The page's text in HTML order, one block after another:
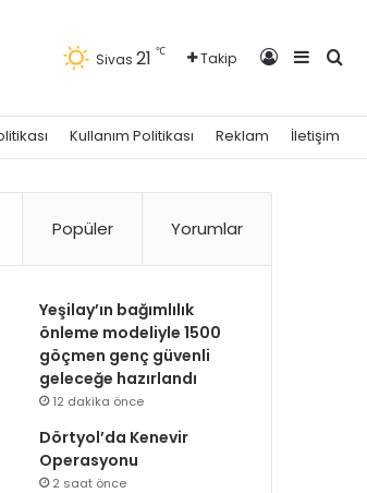
Sivas 21 ℃ Takip Kayıt Ol
Kenar
Kullanım Politikası Reklam İletişim
Popüler Yorumlar
Yeşilay’ın bağımlılık
önleme modeliyle 1500
göçmen genç güvenli
geleceğe hazırlandı
12 dakika önce
Dörtyol’da Kenevir
Operasyonu
2 saat önce